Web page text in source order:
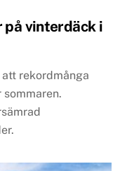
på vinterdäck i
rekordmånga